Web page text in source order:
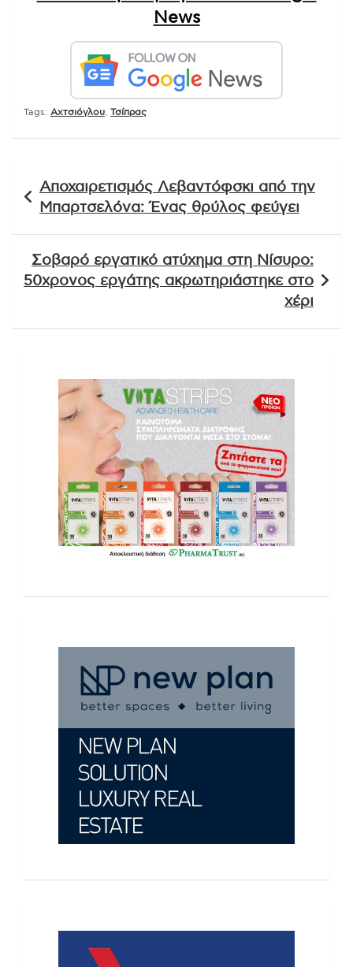
News
Tags: Αχτσιόγλου Τσίπρας
άρθρων
Αποχαιρετισμός Λεβαντόφσκι από την
Μπαρτσελόνα: Ένας θρύλος φεύγει
Σοβαρό εργατικό ατύχημα στη Νίσυρο:
50χρονος εργάτης ακρωτηριάστηκε στο
χέρι